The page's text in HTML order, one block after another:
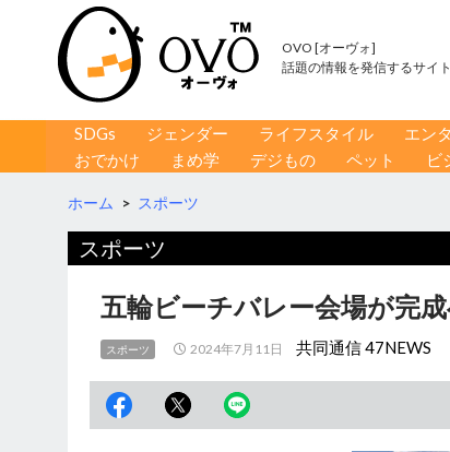
OVO [オーヴォ]
話題の情報を発信するサイト
コンテンツへ移動
SDGs ジェンダー ライフスタイル エン
おでかけ
まめ学 デジもの ペット ビ
ホーム > スポーツ
スポーツ
五輪ビーチバレー会場が完
スポーツ 2024年7月11日 共同通信 47NEWS